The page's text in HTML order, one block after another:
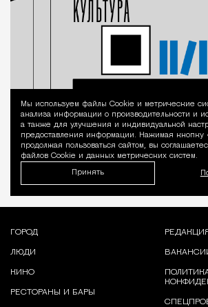
Мы используем файлы Сookie и метрические
анализа информации о производительности и
а также для улучшения и индивидуальной
предоставления информации. Нажимая кнопку
продолжая пользоваться сайтом, вы
файлов Cookie и данных метрических систем.
Принять
ГОРОД
ЛЮДИ
КИНО
РЕСТОРАНЫ И БАРЫ
РЕДАКЦИЯ